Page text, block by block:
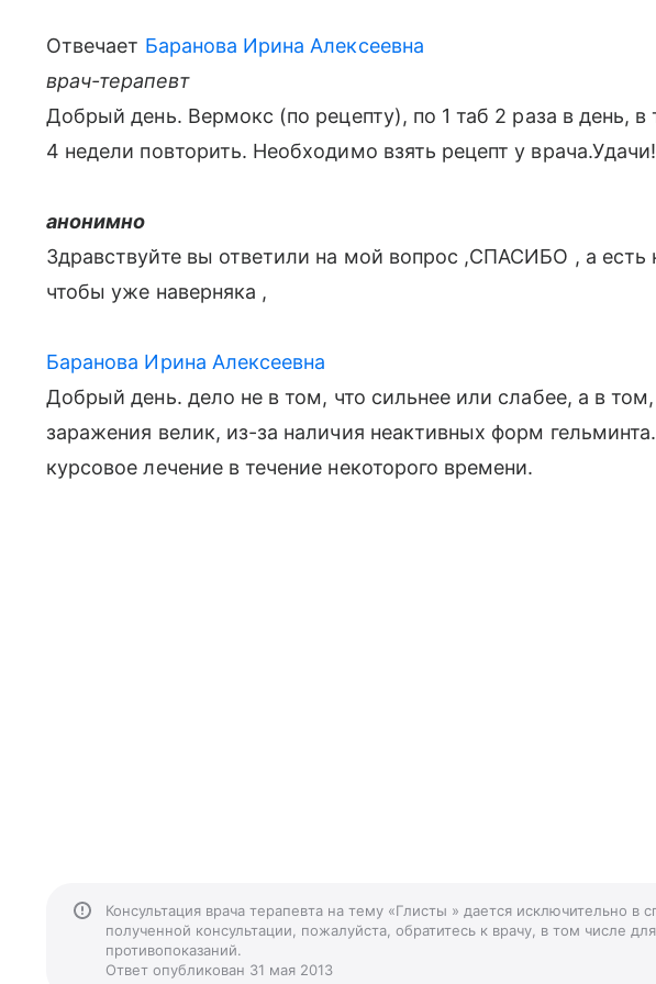
Отвечает Баранова Ирина Алексеевна
врач-терапевт
Добрый день. Вермокс (по рецепту), по 1 таб 2 раза в день, в
4 недели повторить. Необходимо взять рецепт у врача.Удачи!
анонимно
Здравствуйте вы ответили на мой вопрос ,СПАСИБО , а есть
чтобы уже наверняка ,
Баранова Ирина Алексеевна
Добрый день. дело не в том, что сильнее или слабее, а в том,
заражения велик, из-за наличия неактивных форм
курсовое лечение в течение некоторого времени.
Консультация врача терапевта на тему «Глисты » дается исключительно в
полученной консультации, пожалуйста, обратитесь к врачу, в том числе
противопоказаний.
Ответ опубликован 31 мая 2013